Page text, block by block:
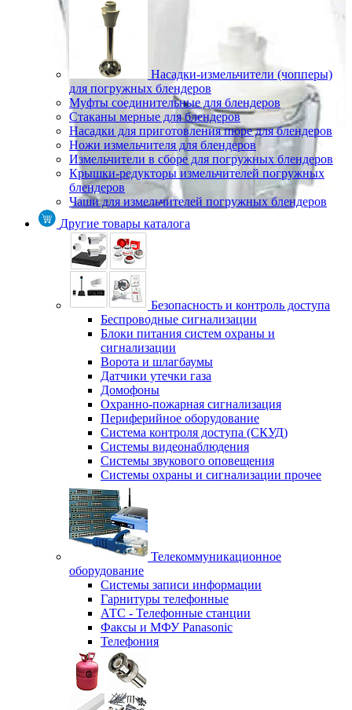
Насадки-измельчители (чопперы)
для погружных блендеров
Муфты соединительные для блендеров
Стаканы мерные для блендеров
Насадки для приготовления пюре для блендеров
Ножи измельчителя для блендеров
Измельчители в сборе для погружных блендеров
Крышки-редукторы измельчителей погружных
блендеров
Чаши для измельчителей погружных блендеров
Другие товары каталога
Безопасность и контроль доступа
Беспроводные сигнализации
Блоки питания систем охраны и
сигнализации
Ворота и шлагбаумы
Датчики утечки газа
Домофоны
Охранно-пожарная сигнализация
Периферийное оборудование
Система контроля доступа (СКУД)
Системы видеонаблюдения
Системы звукового оповещения
Системы охраны и сигнализации прочее
Телекоммуникационное
оборудование
Системы записи информации
Гарнитуры телефонные
АТС - Телефонные станции
Факсы и МФУ Panasonic
Телефония